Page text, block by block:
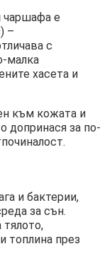
чаршафа е
–
с
малка
хасета и
към кожата и
допринася за по-
и бактерии,
за сън.
тялото,
топлина през